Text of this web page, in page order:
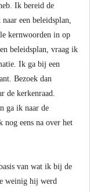
Ik bereid de
een beleidsplan,
kernwoorden in op
beleidsplan, vraag ik
Ik ga bij een
Bezoek dan
de kerkenraad.
ga ik naar de
nog eens na over het
van wat ik bij de
weinig hij werd